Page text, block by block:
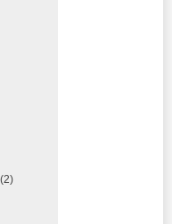
(2)